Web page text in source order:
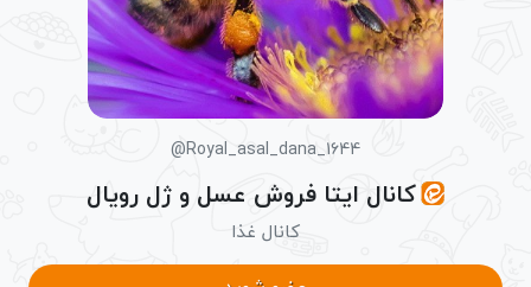
@Royal_asal_dana_1644
کانال ایتا فروش عسل و ژل رویال
کانال غذا